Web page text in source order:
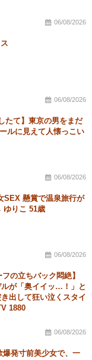
06/08/2026
06/08/2026
たて】東京の男をまだ
ルに見えて人懐っこい
06/08/2026
SEX 懸賞で温泉旅行が
ゆりこ 51歳
06/08/2026
の立ちバック悶絶】
が「奥イイッ…！」と
出して狂い泣くスタイ
1880
06/08/2026
爆発寸前美少女で、一